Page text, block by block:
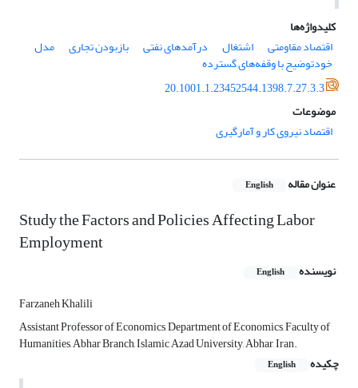
کلیدواژه‌ها
اقتصاد مقاومتی
اشتغال درآمد‌های نفتی بازبودن تجاری مدل
خودتوضیح با وقفه‌های گسترده
20.1001.1.23452544.1398.7.27.3.3
موضوعات
اقتصاد نیروی کار و آمارگیری
عنوان مقاله English
Study the Factors and Policies Affecting Labor
Employment
نویسنده English
Farzaneh Khalili
Assistant Professor of Economics, Department of Economics, Faculty of
Humanities, Abhar Branch, Islamic Azad University, Abhar, Iran.
چکیده
English